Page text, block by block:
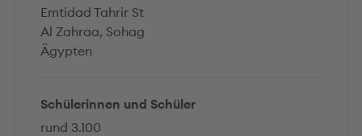
Emtidad Tahrir St
Al Zahraa, Sohag
Ägypten
Schülerinnen und Schüler
rund 3.100